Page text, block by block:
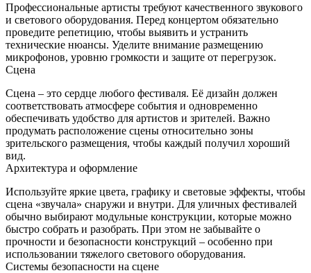
Профессиональные артисты требуют качественного звукового
и светового оборудования. Перед концертом обязательно
проведите репетицию, чтобы выявить и устранить
технические нюансы. Уделите внимание размещению
микрофонов, уровню громкости и защите от перегрузок.
Сцена
Сцена – это сердце любого фестиваля. Её дизайн должен
соответствовать атмосфере события и одновременно
обеспечивать удобство для артистов и зрителей. Важно
продумать расположение сцены относительно зоны
зрительского размещения, чтобы каждый получил хороший
вид.
Архитектура и оформление
Используйте яркие цвета, графику и световые эффекты, чтобы
сцена «звучала» снаружи и внутри. Для уличных фестивалей
обычно выбирают модульные конструкции, которые можно
быстро собрать и разобрать. При этом не забывайте о
прочности и безопасности конструкций – особенно при
использовании тяжелого светового оборудования.
Системы безопасности на сцене